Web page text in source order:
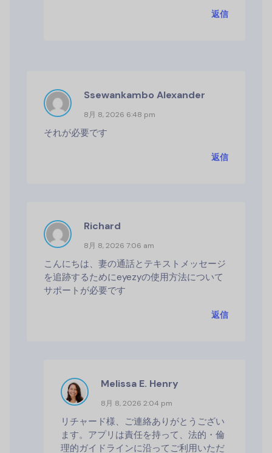
返信
Ssewankambo Alexander
8月 8, 2026 6:48 pm
それが必要です
返信
Richard
8月 8, 2026 7:06 am
こんにちは、妻の通話とテキストメッセージ
を追跡するためにeyezyの使用方法について
サポートが必要です
返信
Melissa E. Henry
8月 8, 2026 2:04 pm
リチャード様、ご連絡ありがとうござい
ます。アプリは責任を持って、法的・倫
理的ガイドラインに沿ってご利用いただ